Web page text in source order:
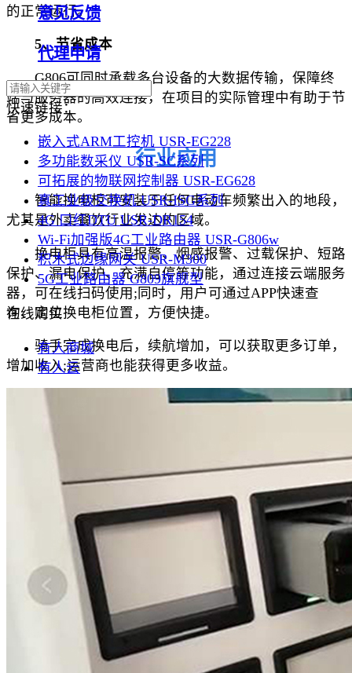
意见反馈
代理申请
快速链接：
嵌入式ARM工控机 USR-EG228
多功能数采仪 USR-SC系列
可拓展的物联网控制器 USR-EG628
真工业级交换机 USR-ISG系列
4G 口红DTU USR-DR154
Wi-Fi加强版4G工业路由器 USR-G806w
积木式边缘网关 USR-M300
5G工业路由器 G809旗舰型
在线购买
有人商城
有人云
的正常运行。
5、节省成本
G806可同时承载多台设备的大数据传输，保障终
端与服务器的高效连接，在项目的实际管理中有助于节
省更多成本。
行业应用
智能换电柜可安装于任何电动车频繁出入的地段，
尤其是外卖餐饮行业发达的区域。
换电柜具有高温报警、烟感报警、过载保护、短路
保护、漏电保护、充满自停等功能，通过连接云端服务
器，可在线扫码使用;同时，用户可通过APP快速查
询、定位换电柜位置，方便快捷。
骑手完成换电后，续航增加，可以获取更多订单，
增加收入;运营商也能获得更多收益。